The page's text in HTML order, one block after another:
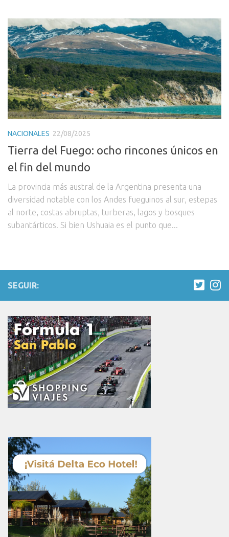
NACIONALES 22/08/2025
Tierra del Fuego: ocho rincones únicos en
el fin del mundo
La provincia más austral de la Argentina presenta una
diversidad notable con los Andes fueguinos al sur, estepas
al norte, costas abruptas, turberas, lagos y bosques
subantárticos. Si bien Ushuaia es el punto que...
SEGUIR: